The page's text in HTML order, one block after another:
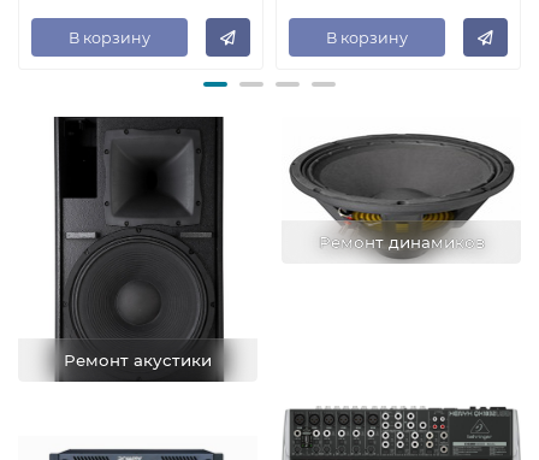
В корзину В корзину
Ремонт акустики
Ремонт динамиков